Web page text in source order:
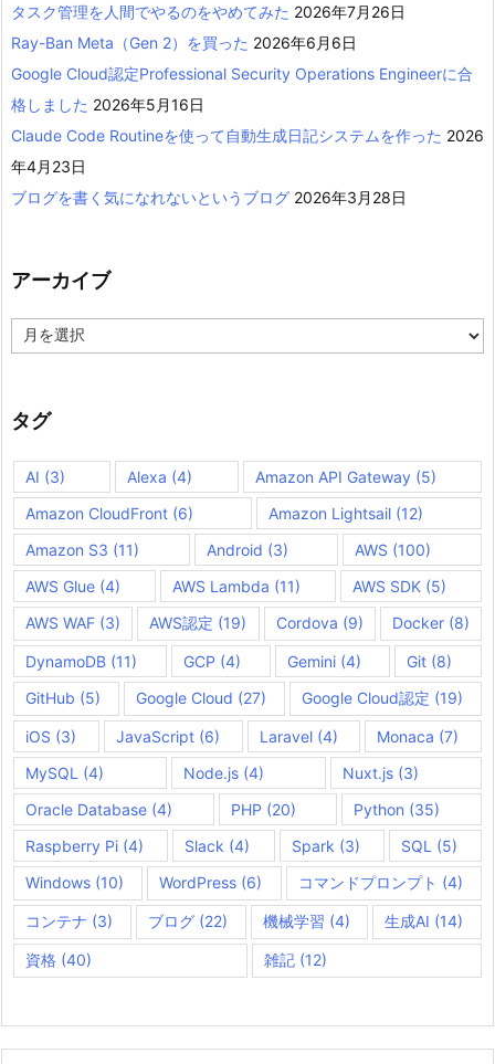
タスク管理を人間でやるのをやめてみた 2026年7月26日
Ray-Ban Meta（Gen 2）を買った 2026年6月6日
Google Cloud認定Professional Security Operations Engineerに合
格しました 2026年5月16日
Claude Code Routineを使って自動生成日記システムを作った 2026
年4月23日
ブログを書く気になれないというブログ 2026年3月28日
アーカイブ
ー
ブ
タグ
AI (3) Alexa (4) Amazon API Gateway (5)
Amazon CloudFront (6) Amazon Lightsail (12)
Amazon S3 (11) Android (3) AWS (100)
AWS Glue (4) AWS Lambda (11) AWS SDK (5)
AWS WAF (3) AWS認定 (19) Cordova (9) Docker(8)
DynamoDB (11) GCP (4) Gemini(4) Git (8)
GitHub (5) Google Cloud (27) Google Cloud認定 (19)
iOS (3) JavaScript(6) Laravel(4) Monaca (7)
MySQL (4) Node.js(4) Nuxt.js (3)
Oracle Database (4) PHP (20) Python (35)
Raspberry Pi (4) Slack (4) Spark (3) SQL (5)
Windows (10) WordPress (6) コマンドプロンプト (4)
コンテナ (3) ブログ(22) 機械学習 (4) 生成AI (14)
資格 (40) 雑記(12)